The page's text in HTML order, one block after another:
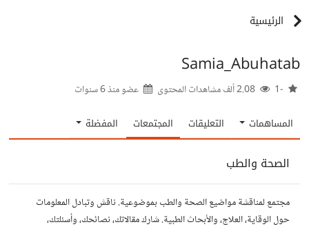
الرئيسية
Samia_Abuhatab
-1 عضو منذ6 سنوات
المساهمات التعليقات المجتمعات المفضلة
الصحة والطب
مجتمع لمناقشة مواضيع الصحة والطب بموضوعية. ناقش وتبادل المعلومات
حول الوقاية، العلاج، والأبحاث الطبية. شارك مقالاتك، نصائحك، وأسئلتك،